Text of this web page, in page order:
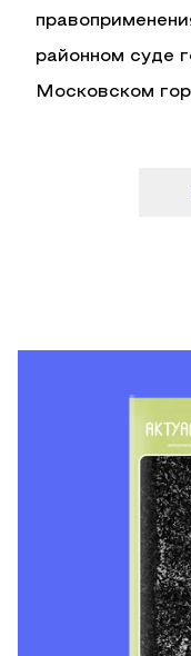
районном суде
Московском